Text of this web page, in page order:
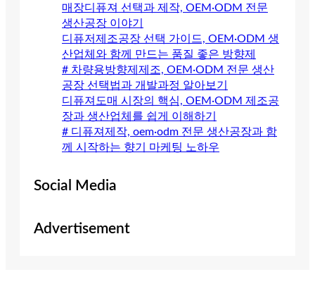
매장디퓨져 선택과 제작, OEM·ODM 전문
생산공장 이야기
디퓨저제조공장 선택 가이드, OEM·ODM 생
산업체와 함께 만드는 품질 좋은 방향제
# 차량용방향제제조, OEM·ODM 전문 생산
공장 선택법과 개발과정 알아보기
디퓨져도매 시장의 핵심, OEM·ODM 제조공
장과 생산업체를 쉽게 이해하기
# 디퓨져제작, oem·odm 전문 생산공장과 함
께 시작하는 향기 마케팅 노하우
Social Media
Advertisement